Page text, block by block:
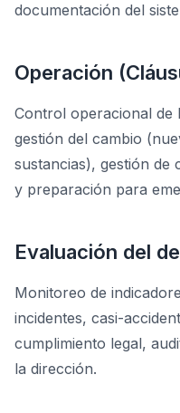
documentación del
Operación
Control operacional de
gestión del cambio
sustancias), gestión de
y preparación para
Evaluación del
Monitoreo de
incidentes, casi-
cumplimiento legal,
la dirección.